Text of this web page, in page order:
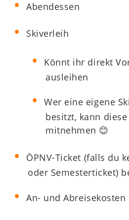
Abendessen
Skiverleih
Könnt ihr direkt
ausleihen
Wer eine eigene
besitzt, kann
mitnehmen 😊
ÖPNV-Ticket (falls du
oder Semesterticket)
An- und Abreisekosten